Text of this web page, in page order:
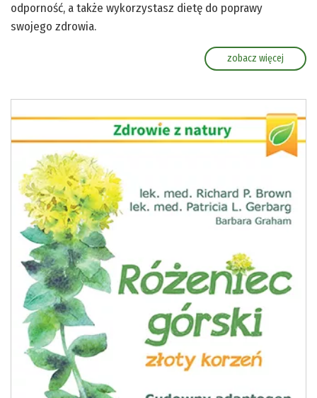
odporność, a także wykorzystasz dietę do poprawy
swojego zdrowia.
zobacz więcej